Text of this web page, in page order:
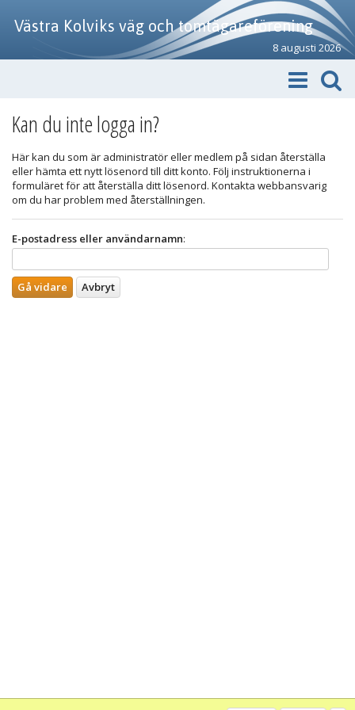
Västra Kolviks väg och tomtägareförening
8 augusti 2026
Kan du inte logga in?
Här kan du som är administratör eller medlem på sidan återställa
eller hämta ett nytt lösenord till ditt konto. Följ instruktionerna i
formuläret för att återställa ditt lösenord. Kontakta webbansvarig
om du har problem med återställningen.
E-postadress eller användarnamn: